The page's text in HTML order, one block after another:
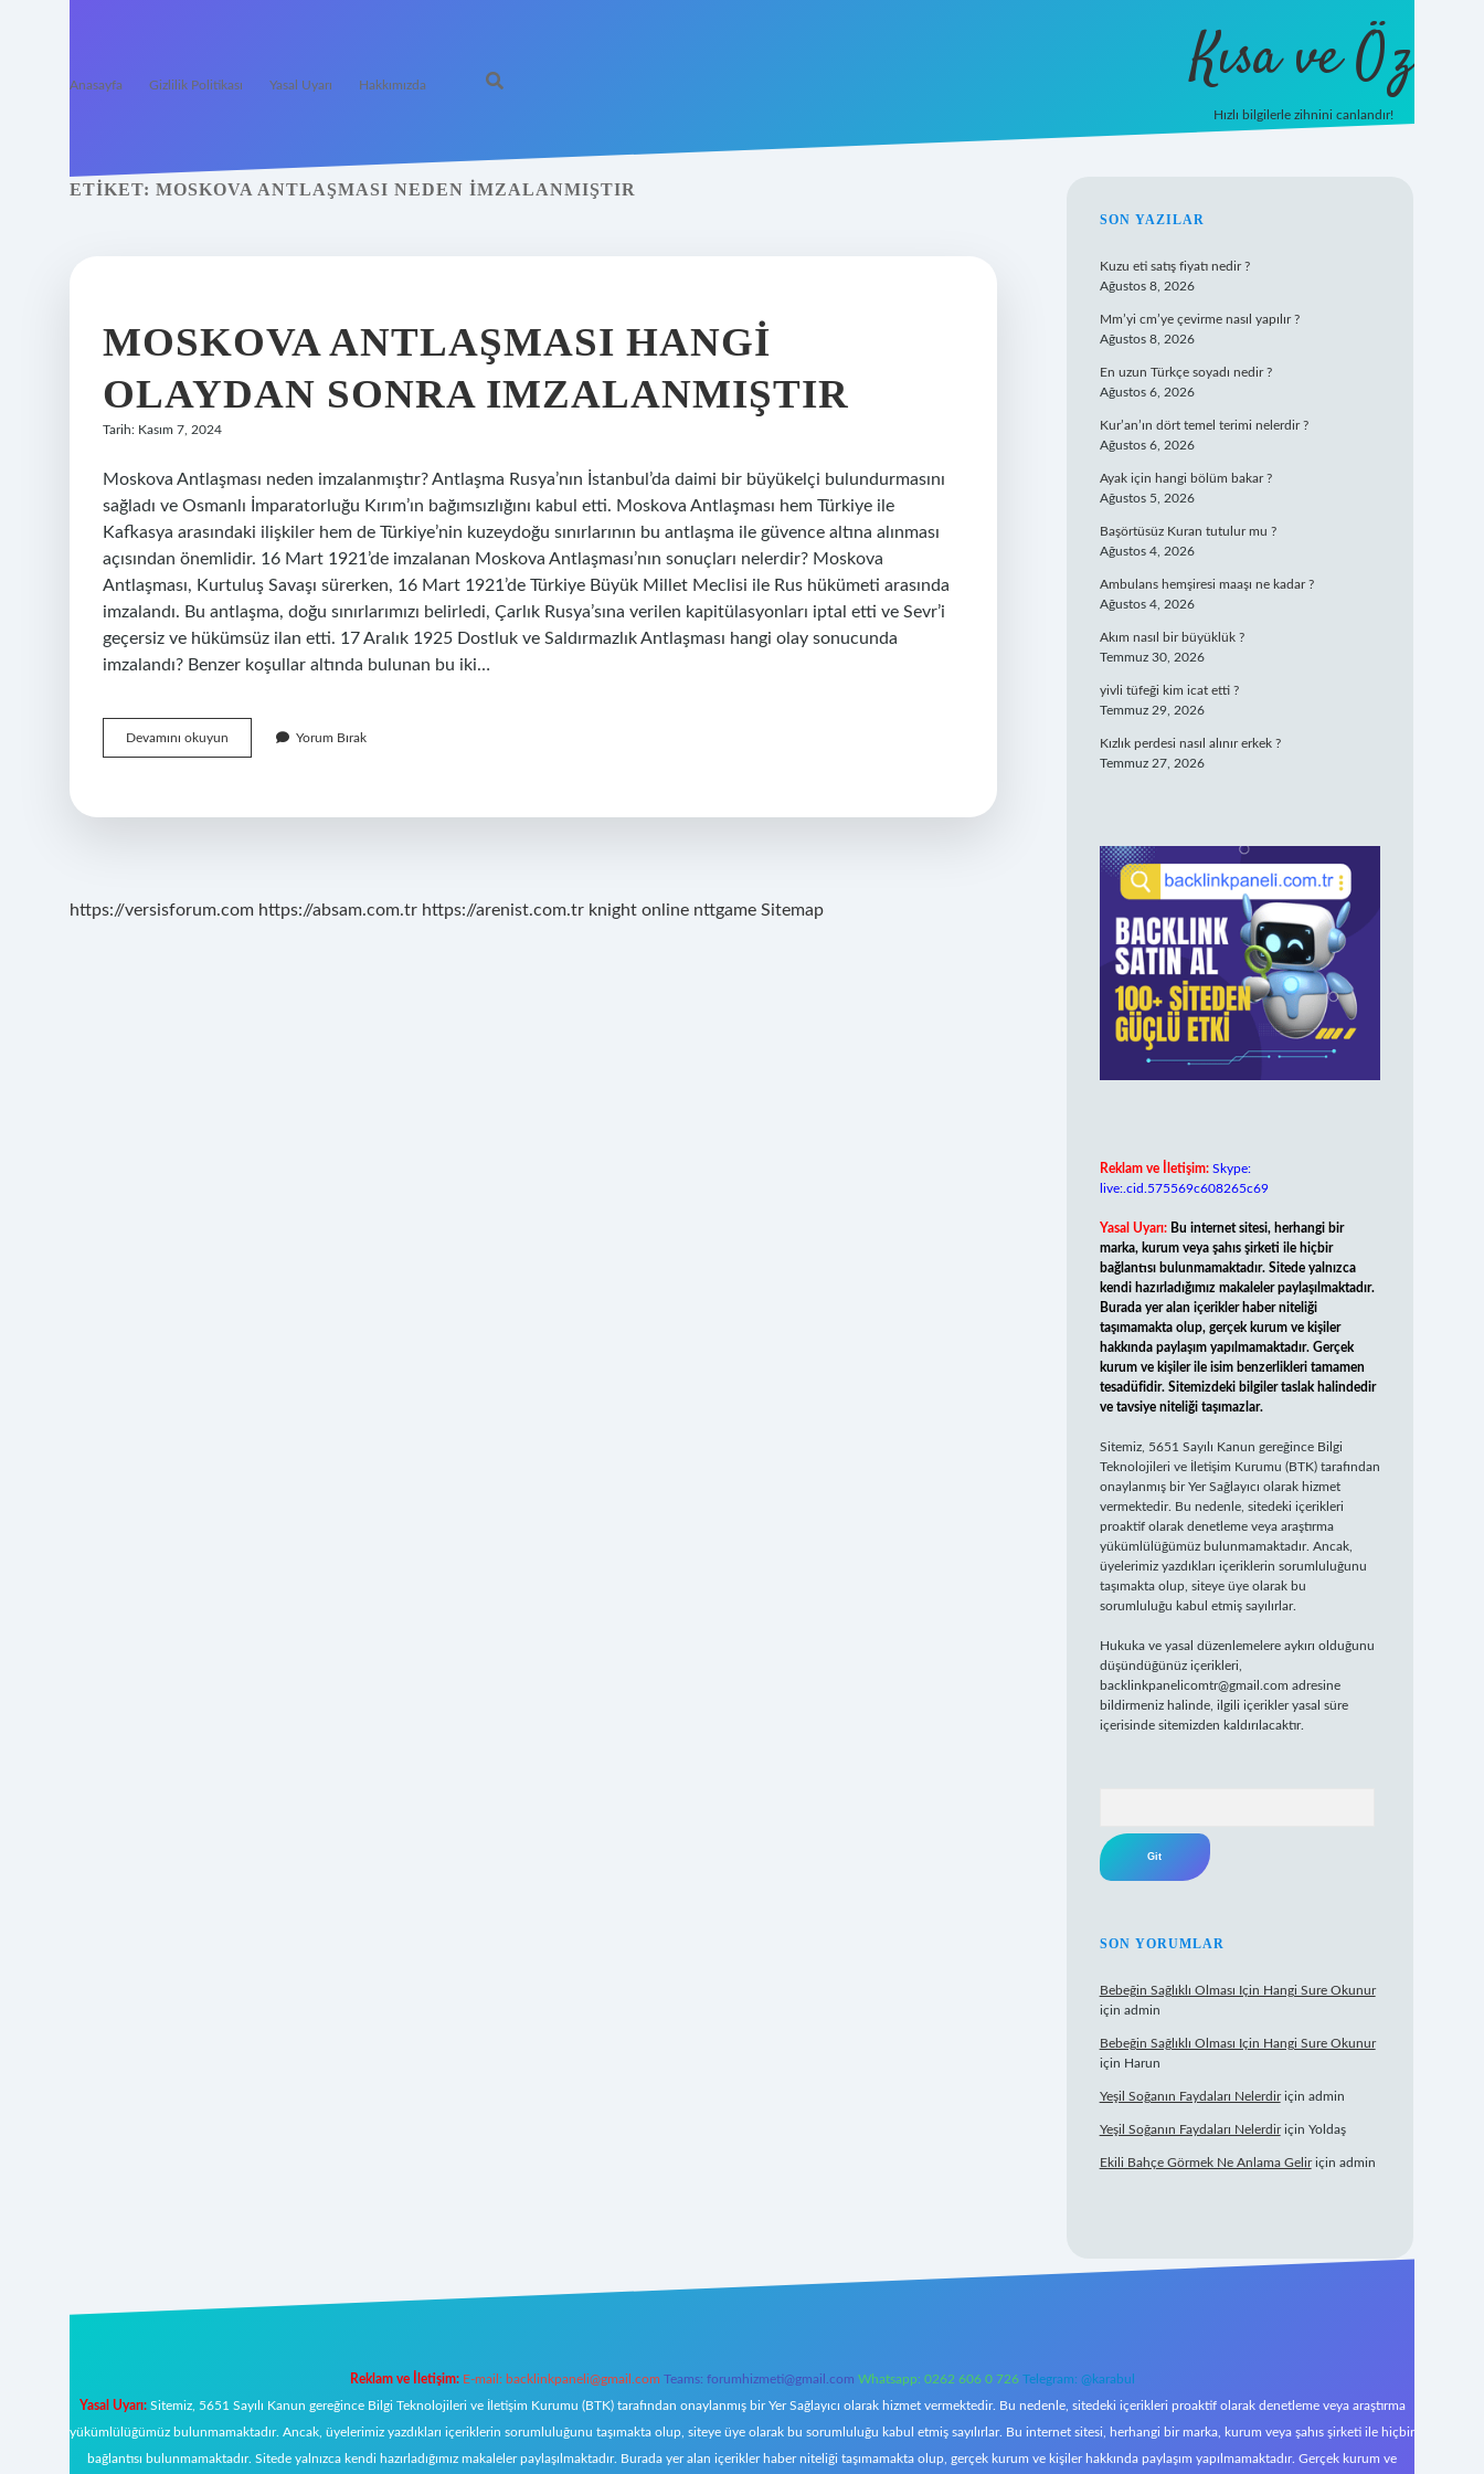
Anasayfa Gizlilik Politikası Yasal Uyarı Hakkımızda Kısa ve Öz
Hızlı bilgilerle zihnini canlandır!
ETIKET: MOSKOVA ANTLAŞMASI NEDEN IMZALANMIŞTIR
MOSKOVA ANTLAŞMASI HANGI
OLAYDAN SONRA IMZALANMIŞTIR
Tarih: Kasım 7, 2024
Moskova Antlaşması neden imzalanmıştır? Antlaşma Rusya’nın İstanbul’da daimi bir büyükelçi bulundurmasını
sağladı ve Osmanlı İmparatorluğu Kırım’ın bağımsızlığını kabul etti. Moskova Antlaşması hem Türkiye ile
Kafkasya arasındaki ilişkiler hem de Türkiye’nin kuzeydoğu sınırlarının bu antlaşma ile güvence altına alınması
açısından önemlidir. 16 Mart 1921’de imzalanan Moskova Antlaşması’nın sonuçları nelerdir? Moskova
Antlaşması, Kurtuluş Savaşı sürerken, 16 Mart 1921’de Türkiye Büyük Millet Meclisi ile Rus hükümeti arasında
imzalandı. Bu antlaşma, doğu sınırlarımızı belirledi, Çarlık Rusya’sına verilen kapitülasyonları iptal etti ve Sevr’i
geçersiz ve hükümsüz ilan etti. 17 Aralık 1925 Dostluk ve Saldırmazlık Antlaşması hangi olay sonucunda
imzalandı? Benzer koşullar altında bulunan bu iki…
Devamını okuyun Moskova
Antlaşması
Sonra
Yorum Bırak
https://versisforum.com https://absam.com.tr https://arenist.com.tr knight online nttgame Sitemap
SIDEBAR
SON YAZILAR
Kuzu eti satış fiyatı nedir ?
Ağustos 8, 2026
Mm’yi cm’ye çevirme nasıl yapılır ?
Ağustos 8, 2026
En uzun Türkçe soyadı nedir ?
Ağustos 6, 2026
Kur’an’ın dört temel terimi nelerdir ?
Ağustos 6, 2026
Ayak için hangi bölüm bakar ?
Ağustos 5, 2026
Başörtüsüz Kuran tutulur mu ?
Ağustos 4, 2026
Ambulans hemşiresi maaşı ne kadar ?
Ağustos 4, 2026
Akım nasıl bir büyüklük ?
Temmuz 30, 2026
yivli tüfeği kim icat etti ?
Temmuz 29, 2026
Kızlık perdesi nasıl alınır erkek ?
Temmuz 27, 2026
Reklam ve İletişim: Skype:
live:.cid.575569c608265c69
Yasal Uyarı: Bu internet sitesi, herhangi bir
marka, kurum veya şahıs şirketi ile hiçbir
bağlantısı bulunmamaktadır. Sitede yalnızca
kendi hazırladığımız makaleler paylaşılmaktadır.
Burada yer alan içerikler haber niteliği
taşımamakta olup, gerçek kurum ve kişiler
hakkında paylaşım yapılmamaktadır. Gerçek
kurum ve kişiler ile isim benzerlikleri tamamen
tesadüfidir. Sitemizdeki bilgiler taslak halindedir
ve tavsiye niteliği taşımazlar.
Sitemiz, 5651 Sayılı Kanun gereğince Bilgi
Teknolojileri ve İletişim Kurumu (BTK) tarafından
onaylanmış bir Yer Sağlayıcı olarak hizmet
vermektedir. Bu nedenle, sitedeki içerikleri
proaktif olarak denetleme veya araştırma
yükümlülüğümüz bulunmamaktadır. Ancak,
üyelerimiz yazdıkları içeriklerin sorumluluğunu
taşımakta olup, siteye üye olarak bu
sorumluluğu kabul etmiş sayılırlar.
Hukuka ve yasal düzenlemelere aykırı olduğunu
düşündüğünüz içerikleri,
backlinkpanelicomtr@gmail.com adresine
bildirmeniz halinde, ilgili içerikler yasal süre
içerisinde sitemizden kaldırılacaktır.
SON YORUMLAR
Bebeğin Sağlıklı Olması Için Hangi Sure Okunur
için admin
Bebeğin Sağlıklı Olması Için Hangi Sure Okunur
için Harun
Yeşil Soğanın Faydaları Nelerdiriçin admin
Yeşil Soğanın Faydaları Nelerdiriçin Yoldaş
Ekili Bahçe Görmek Ne Anlama Geliriçin admin
Reklam ve İletişim: E-mail: backlinkpaneli@gmail.com Teams: forumhizmeti@gmail.com Whatsapp: 0262 606 0 726 Telegram: @karabul
Yasal Uyarı:Sitemiz, 5651 Sayılı Kanun gereğince Bilgi Teknolojileri ve İletişim Kurumu (BTK) tarafından onaylanmış bir Yer Sağlayıcı olarak hizmet vermektedir. Bu nedenle, sitedeki içerikleri proaktif olarak denetleme veya araştırma
yükümlülüğümüz bulunmamaktadır. Ancak, üyelerimiz yazdıkları içeriklerin sorumluluğunu taşımakta olup, siteye üye olarak bu sorumluluğu kabul etmiş sayılırlar. Bu internet sitesi, herhangi bir marka, kurum veya şahıs şirketi ile hiçbir
bağlantısı bulunmamaktadır. Sitede yalnızca kendi hazırladığımız makaleler paylaşılmaktadır. Burada yer alan içerikler haber niteliği taşımamakta olup, gerçek kurum ve kişiler hakkında paylaşım yapılmamaktadır. Gerçek kurum ve